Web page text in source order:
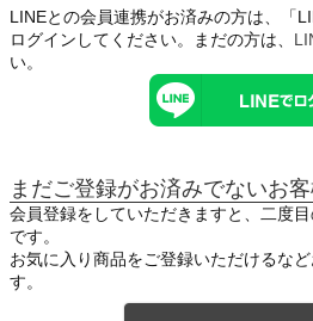
LINEとの会員連携がお済みの方は、「
ログインしてください。まだの方は、
い。
まだご登録がお済みでないお
会員登録をしていただきますと、二度
です。
お気に入り商品をご登録いただけるな
す。